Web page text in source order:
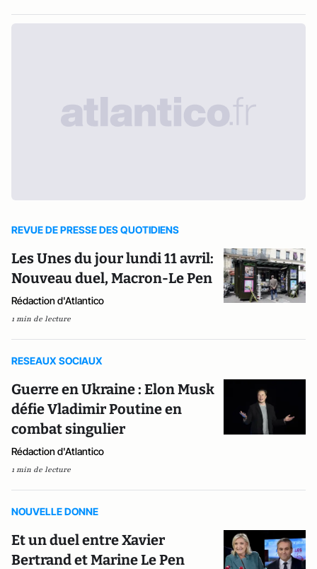
REVUE DE PRESSE DES QUOTIDIENS
Les Unes du jour lundi 11 avril:
Nouveau duel, Macron-Le Pen
Rédaction d'Atlantico
1 min de lecture
RESEAUX SOCIAUX
Guerre en Ukraine : Elon Musk
défie Vladimir Poutine en
combat singulier
Rédaction d'Atlantico
1 min de lecture
NOUVELLE DONNE
Et un duel entre Xavier
Bertrand et Marine Le Pen